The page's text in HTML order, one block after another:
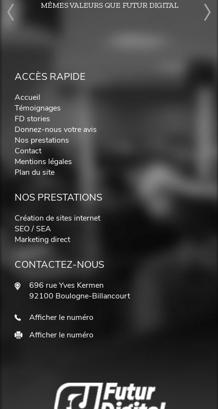
MÊMES VALEURS QUE FUTUR DIGITAL
ACCÈS RAPIDE
Accueil
Témoignages
FD stories
Donnez-nous votre avis
Nos prestations
Contact
Mentions légales
Plan du site
NOS PRESTATIONS
Création de sites internet
SEO / SEA
Marketing direct
CONTACTEZ-NOUS
696 rue Yves Kermen
92100 Boulogne-Billancourt
Afficher le numéro
Afficher le numéro